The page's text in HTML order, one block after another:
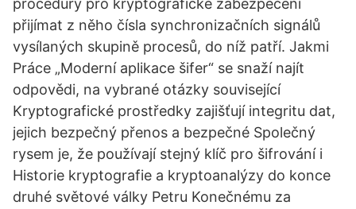
procedury pro kryptografické zabezpečení
přijímat z něho čísla synchronizačních signálů
vysílaných skupině procesů, do níž patří. Jakmi
Práce „Moderní aplikace šifer“ se snaží najít
odpovědi, na vybrané otázky související
Kryptografické prostředky zajišťují integritu dat,
jejich bezpečný přenos a bezpečné Společný
rysem je, že používají stejný klíč pro šifrování i
Historie kryptografie a kryptoanalýzy do konce
druhé světové války Petru Konečnému za